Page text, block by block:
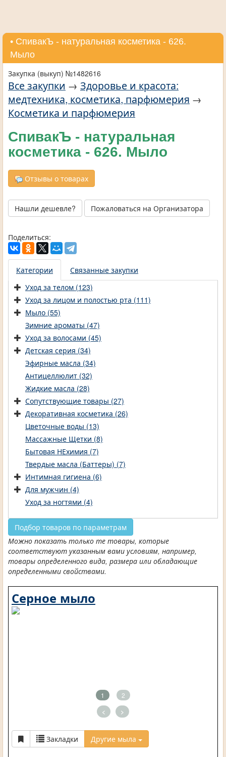
• СпивакЪ - натуральная косметика - 626.
Мыло
Закупка (выкуп) №1482616
Все закупки → Здоровье и красота:
медтехника, косметика, парфюмерия →
Косметика и парфюмерия
СпивакЪ - натуральная
косметика - 626. Мыло
Отзывы о товарах
Нашли дешевле? Пожаловаться на Организатора
Поделиться:
Категории
Связанные закупки
Уход за телом (123)
Уход за лицом и полостью рта (111)
Мыло (55)
Зимние ароматы (47)
Уход за волосами (45)
Детская серия (34)
Эфирные масла (34)
Антицеллюлит (32)
Жидкие масла (28)
Сопутствующие товары (27)
Декоративная косметика (26)
Цветочные воды (13)
Массажные Щетки (8)
Бытовая НЕхимия (7)
Твердые масла (Баттеры) (7)
Интимная гигиена (6)
Для мужчин (4)
Уход за ногтями (4)
Подбор товаров по параметрам
Можно показать только те товары, которые
соответствуют указанным вами условиям, например,
товары определенного вида, размера или обладающие
определенными свойствами.
Серное мыло
1 2
< >
Закладки Другие мыла